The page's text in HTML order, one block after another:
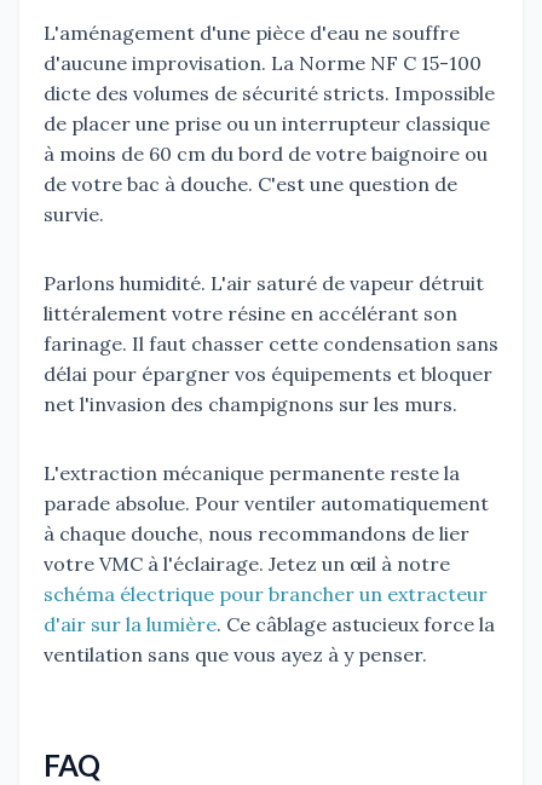
L'aménagement d'une pièce d'eau ne souffre
d'aucune improvisation. La Norme NF C 15-100
dicte des volumes de sécurité stricts. Impossible
de placer une prise ou un interrupteur classique
à moins de 60 cm du bord de votre baignoire ou
de votre bac à douche. C'est une question de
survie.
Parlons humidité. L'air saturé de vapeur détruit
littéralement votre résine en accélérant son
farinage. Il faut chasser cette condensation sans
délai pour épargner vos équipements et bloquer
net l'invasion des champignons sur les murs.
L'extraction mécanique permanente reste la
parade absolue. Pour ventiler automatiquement
à chaque douche, nous recommandons de lier
votre VMC à l'éclairage. Jetez un œil à notre
schéma électrique pour brancher un extracteur
d'air sur la lumière. Ce câblage astucieux force la
ventilation sans que vous ayez à y penser.
FAQ